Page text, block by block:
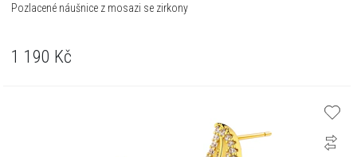
Pozlacené náušnice z mosazi se zirkony
1 190 Kč